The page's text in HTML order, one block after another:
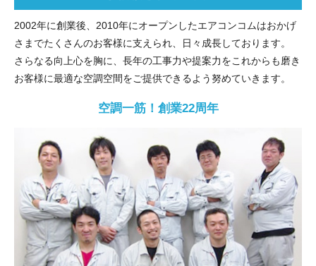
2002年に創業後、2010年にオープンしたエアコンコムはおかげ
さまでたくさんのお客様に支えられ、日々成長しております。
さらなる向上心を胸に、長年の工事力や提案力をこれからも磨き
お客様に最適な空調空間をご提供できるよう努めていきます。
空調一筋！創業22周年